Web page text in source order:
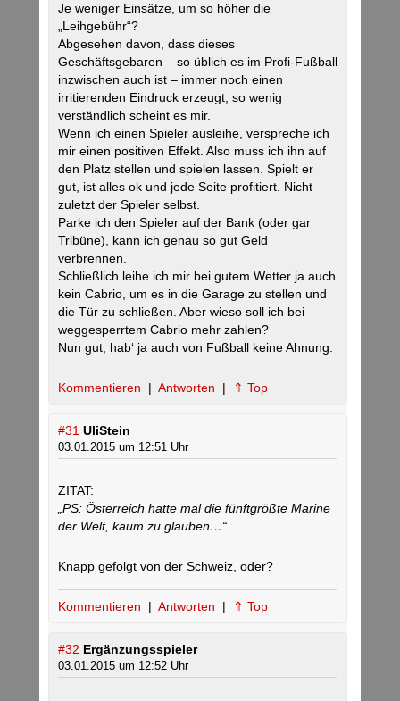
Je weniger Einsätze, um so höher die
„Leihgebühr“?
Abgesehen davon, dass dieses
Geschäftsgebaren – so üblich es im Profi-Fußball
inzwischen auch ist – immer noch einen
irritierenden Eindruck erzeugt, so wenig
verständlich scheint es mir.
Wenn ich einen Spieler ausleihe, verspreche ich
mir einen positiven Effekt. Also muss ich ihn auf
den Platz stellen und spielen lassen. Spielt er
gut, ist alles ok und jede Seite profitiert. Nicht
zuletzt der Spieler selbst.
Parke ich den Spieler auf der Bank (oder gar
Tribüne), kann ich genau so gut Geld
verbrennen.
Schließlich leihe ich mir bei gutem Wetter ja auch
kein Cabrio, um es in die Garage zu stellen und
die Tür zu schließen. Aber wieso soll ich bei
weggesperrtem Cabrio mehr zahlen?
Nun gut, hab‘ ja auch von Fußball keine Ahnung.
Kommentieren | Antworten | ⇑ Top
#31 UliStein
03.01.2015 um 12:51 Uhr
ZITAT:
„PS: Österreich hatte mal die fünftgrößte Marine
der Welt, kaum zu glauben…“
Knapp gefolgt von der Schweiz, oder?
Kommentieren | Antworten | ⇑ Top
#32 Ergänzungsspieler
03.01.2015 um 12:52 Uhr